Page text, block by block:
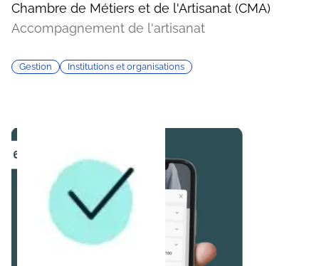
Chambre de Métiers et de l'Artisanat (CMA)
Accompagnement de l'artisanat
Gestion Institutions et organisations